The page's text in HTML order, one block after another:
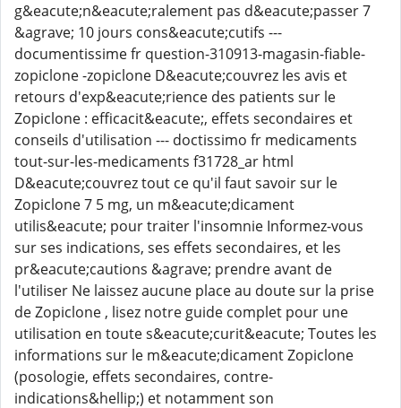
g&eacute;n&eacute;ralement pas d&eacute;passer 7
&agrave; 10 jours cons&eacute;cutifs ---
documentissime fr question-310913-magasin-fiable-
zopiclone -zopiclone D&eacute;couvrez les avis et
retours d'exp&eacute;rience des patients sur le
Zopiclone : efficacit&eacute;, effets secondaires et
conseils d'utilisation --- doctissimo fr medicaments
tout-sur-les-medicaments f31728_ar html
D&eacute;couvrez tout ce qu'il faut savoir sur le
Zopiclone 7 5 mg, un m&eacute;dicament
utilis&eacute; pour traiter l'insomnie Informez-vous
sur ses indications, ses effets secondaires, et les
pr&eacute;cautions &agrave; prendre avant de
l'utiliser Ne laissez aucune place au doute sur la prise
de Zopiclone , lisez notre guide complet pour une
utilisation en toute s&eacute;curit&eacute; Toutes les
informations sur le m&eacute;dicament Zopiclone
(posologie, effets secondaires, contre-
indications&hellip;) et notamment son